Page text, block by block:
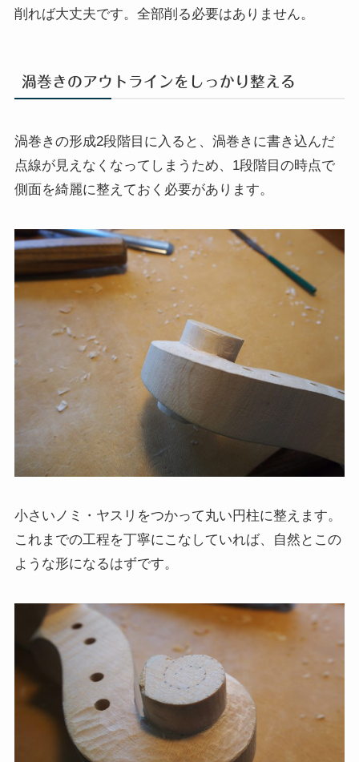
削れば大丈夫です。全部削る必要はありません。
渦巻きのアウトラインをしっかり整える
渦巻きの形成2段階目に入ると、渦巻きに書き込んだ
点線が見えなくなってしまうため、1段階目の時点で
側面を綺麗に整えておく必要があります。
小さいノミ・ヤスリをつかって丸い円柱に整えます。
これまでの工程を丁寧にこなしていれば、自然とこの
ような形になるはずです。